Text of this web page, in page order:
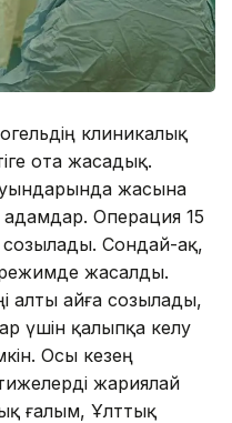
клиникалық
ота жасадық.
жасына
адамдар. Операция 15
созылады. Сондай-ақ,
жасалды.
алты айға созылады,
үшін қалыпқа келу
Осы кезең
жариялай
ғалым, Ұлттық